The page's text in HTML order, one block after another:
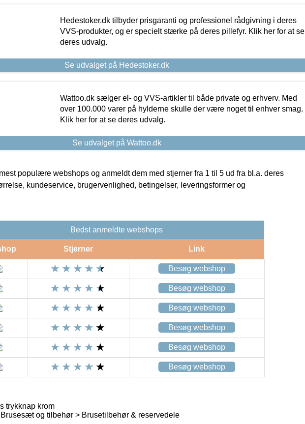
Hedestoker.dk tilbyder prisgaranti og professionel rådgivning i deres
VVS-produkter, og er specielt stærke på deres pillefyr. Klik her for at se
deres udvalg.
Se udvalget på Hedestoker.dk
Wattoo.dk sælger el- og VVS-artikler til både private og erhverv. Med
over 100.000 varer på hylderne skulle der være noget til enhver smag.
Klik her for at se deres udvalg.
Se udvalget på Wattoo.dk
populære webshops og anmeldt dem med stjerner fra 1 til 5 ud fra bl.a. deres
kundeservice, brugervenlighed, betingelser, leveringsformer og
Bedst anmeldte webshops
Stjerner Link
Besøg webshop
Besøg webshop
Besøg webshop
Besøg webshop
Besøg webshop
Besøg webshop
trykknap krom
og tilbehør > Brusetilbehør & reservedele